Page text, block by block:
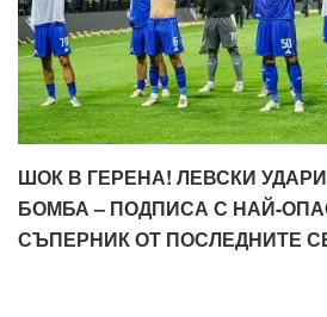
ШОК В ГЕРЕНА! ЛЕВСКИ
БОМБА – ПОДПИСА С НАЙ-
СЪПЕРНИК ОТ ПОСЛЕДНИТЕ